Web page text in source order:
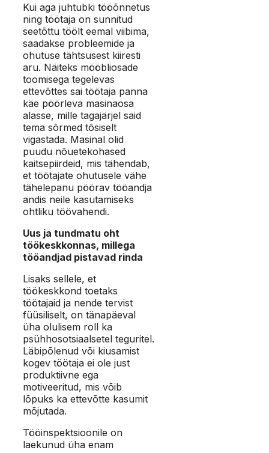
Kui aga juhtubki tööõnnetus
ning töötaja on sunnitud
seetõttu töölt eemal viibima,
saadakse probleemide ja
ohutuse tähtsusest kiiresti
aru. Näiteks mööbliosade
toomisega tegelevas
ettevõttes sai töötaja panna
käe pöörleva masinaosa
alasse, mille tagajärjel said
tema sõrmed tõsiselt
vigastada. Masinal olid
puudu nõuetekohased
kaitsepiirdeid, mis tähendab,
et töötajate ohutusele vähe
tähelepanu pöörav tööandja
andis neile kasutamiseks
ohtliku töövahendi.
Uus ja tundmatu oht
töökeskkonnas, millega
tööandjad pistavad rinda
Lisaks sellele, et
töökeskkond toetaks
töötajaid ja nende tervist
füüsiliselt, on tänapäeval
üha olulisem roll ka
psühhosotsiaalsetel teguritel.
Läbipõlenud või kiusamist
kogev töötaja ei ole just
produktiivne ega
motiveeritud, mis võib
lõpuks ka ettevõtte kasumit
mõjutada.
Tööinspektsioonile on
laekunud üha enam